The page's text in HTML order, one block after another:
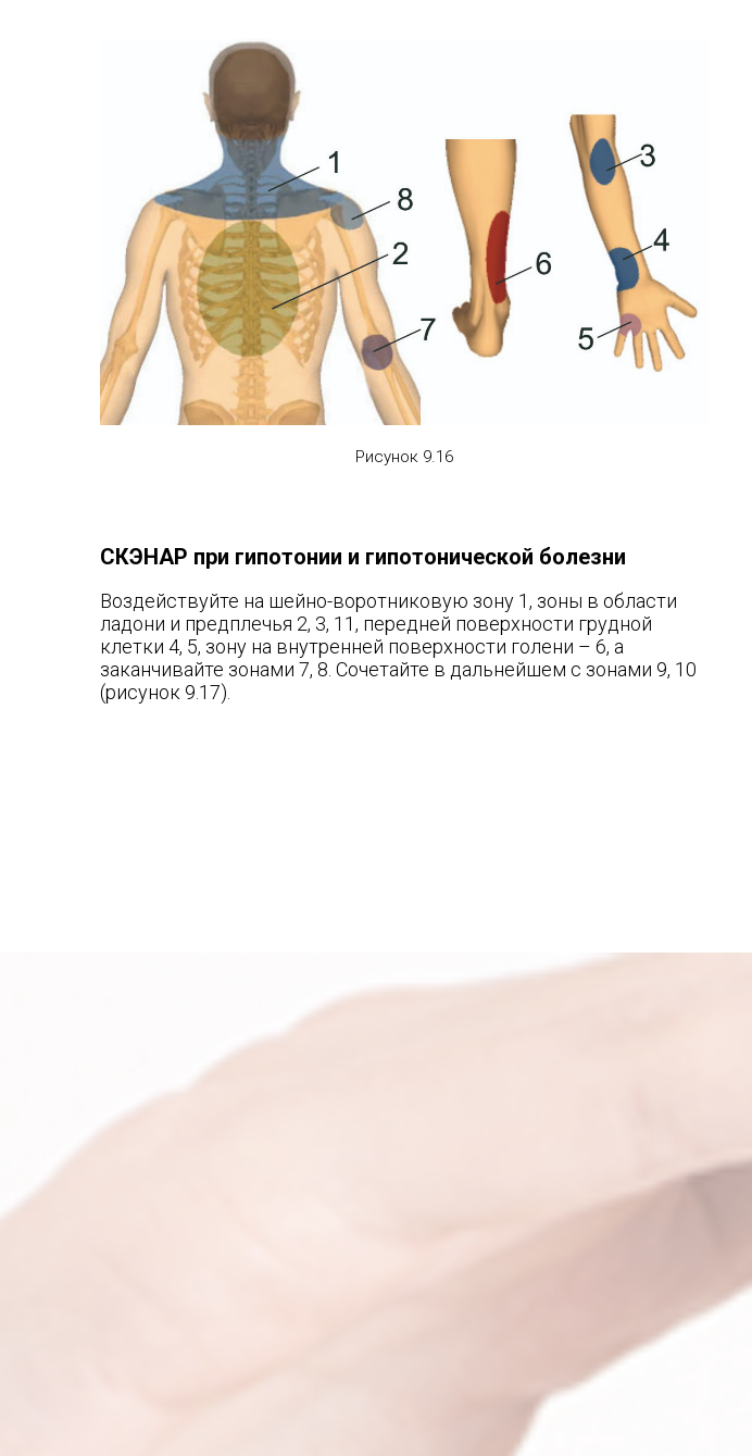
Рисунок 9.16
СКЭНАР при гипотонии и гипотонической болезни
Воздействуйте на шейно-воротниковую зону 1, зоны в области
ладони и предплечья 2, 3, 11, передней поверхности грудной
клетки 4, 5, зону на внутренней поверхности голени – 6, а
заканчивайте зонами 7, 8. Сочетайте в дальнейшем с зонами 9, 10
(рисунок 9.17).